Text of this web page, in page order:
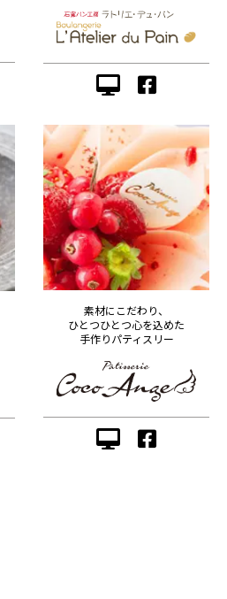
素材にこだわり、
ひとつひとつ心を込めた
手作りパティスリー